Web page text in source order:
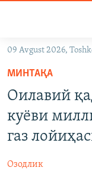
Асосий
навигацияга
ўтинг
Қидиришга
ўтинг
На русском
ИЖТИМОИЙ
09 Avgust 2026,
МИНТАҚА
Оилавий
куёви
газ
Озодлик